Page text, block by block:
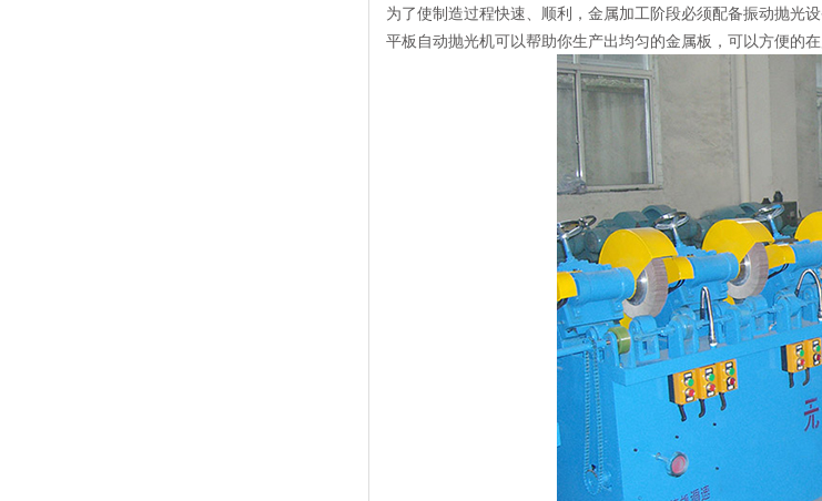
为了使制造过程快速、顺利，金属加工阶段必须配备振动抛光
平板自动抛光机可以帮助你生产出均匀的金属板，可以方便的